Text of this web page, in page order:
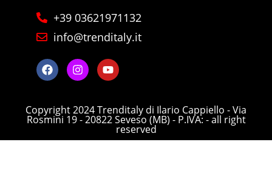
+39 03621971132
info@trenditaly.it
Copyright 2024 Trenditaly di Ilario Cappiello - Via
Rosmini 19 - 20822 Seveso (MB) - P.IVA: - all right
reserved